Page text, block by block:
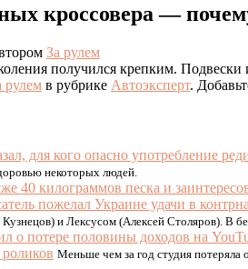
кроссовера —
За рулем
получился крепким.
рулем в рубрике Автоэксперт.
некоторых людей.
и Лексусом (Алексей Столяров). В
Меньше чем за год студия потеряла